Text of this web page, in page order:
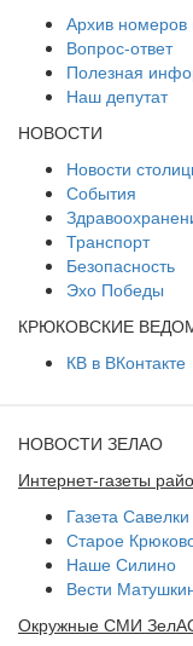
Архив номеров
Вопрос-ответ
Полезная
Наш депутат
НОВОСТИ
Новости
События
Транспорт
Безопасность
Эхо Победы
КРЮКОВСКИЕ
КВ в ВКонтакте
НОВОСТИ ЗЕЛАО
Интернет-газеты
Газета Савелки
Старое
Наше Силино
Вести
Окружные СМИ